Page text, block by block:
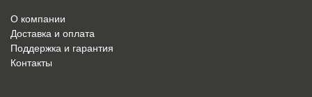
О компании
Доставка и оплата
Поддержка и гарантия
Контакты